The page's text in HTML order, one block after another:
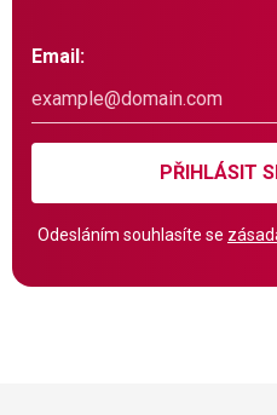
Email:
PŘIHLÁSIT
Odesláním souhlasíte se